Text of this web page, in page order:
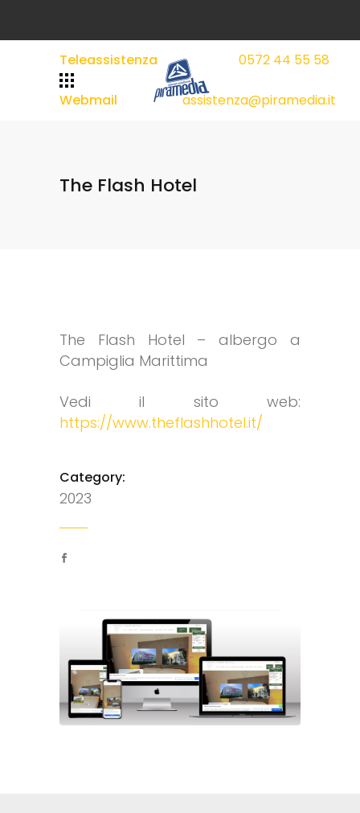
Teleassistenza
Webmail
0572 44 55 58
assistenza@piramedia.it
The Flash Hotel
The Flash Hotel – albergo a
Campiglia Marittima
Vedi il sito web:
https://www.theflashhotel.it/
Category:
2023